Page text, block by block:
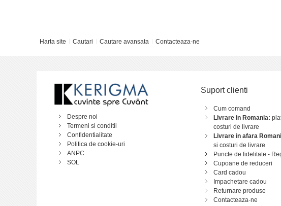
Harta site Cautari Cautare avansata Contacteaza-ne
Despre noi
Termeni si conditii
Confidentialitate
Politica de cookie-uri
ANPC
SOL
Suport clienti
Cum comand
Livrare in Romania:
costuri de livrare
Livrare in afara
si costuri de livrare
Puncte de fidelitate -
Cupoane de reduceri
Card cadou
Impachetare cadou
Returnare produse
Contacteaza-ne